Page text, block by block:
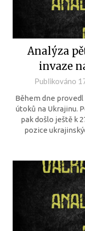
Analýza
invaze
Publikováno
Během dne
útoků na Ukrajinu.
pak došlo ještě k
pozice